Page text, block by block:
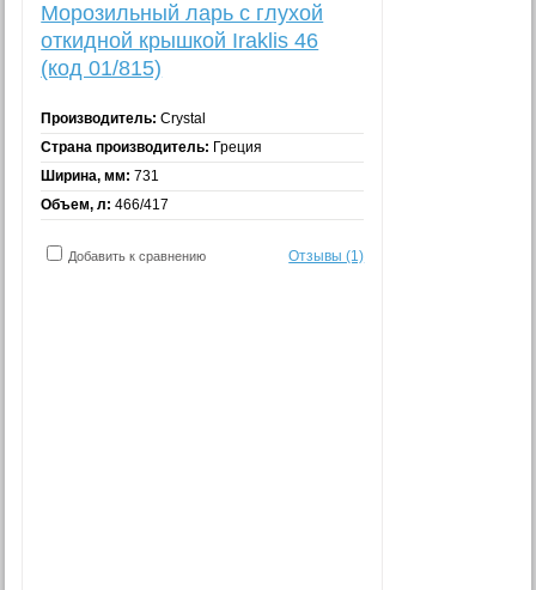
Морозильный ларь с глухой
откидной крышкой Iraklis 46
(код 01/815)
Производитель: Crystal
Страна производитель: Греция
Ширина, мм: 731
Объем, л: 466/417
Добавить к сравнению Отзывы (1)